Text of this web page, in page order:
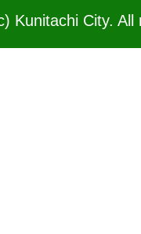
Kunitachi City.